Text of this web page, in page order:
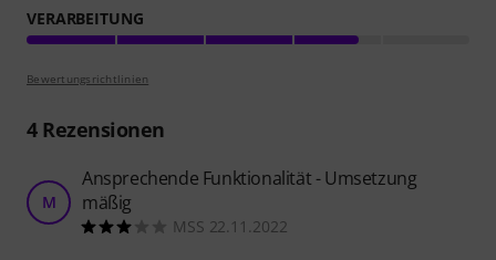
VERARBEITUNG
Bewertungsrichtlinien
4Rezensionen
M
Ansprechende Funktionalität - Umsetzung
mäßig
MSS 22.11.2022